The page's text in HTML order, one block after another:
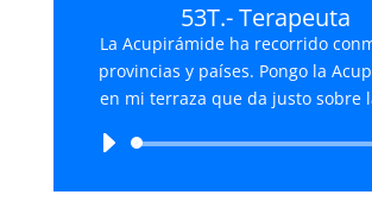
53T.- Terapeuta
La Acupirámide ha recorrido
provincias y países. Pongo la
en mi terraza que da justo sobre
Reproductor